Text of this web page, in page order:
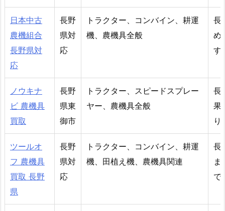
日本中古
農機組合
長野県対
応
長野
県対
応
トラクター、コンバイン、耕運
機、農機具全般
長
め
す
ノウキナ
ビ 農機具
買取
長野
県東
御市
トラクター、スピードスプレー
ヤー、農機具全般
長
果
り
ツールオ
フ 農機具
買取 長野
県
長野
県対
応
トラクター、コンバイン、耕運
機、田植え機、農機具関連
長
ま
で